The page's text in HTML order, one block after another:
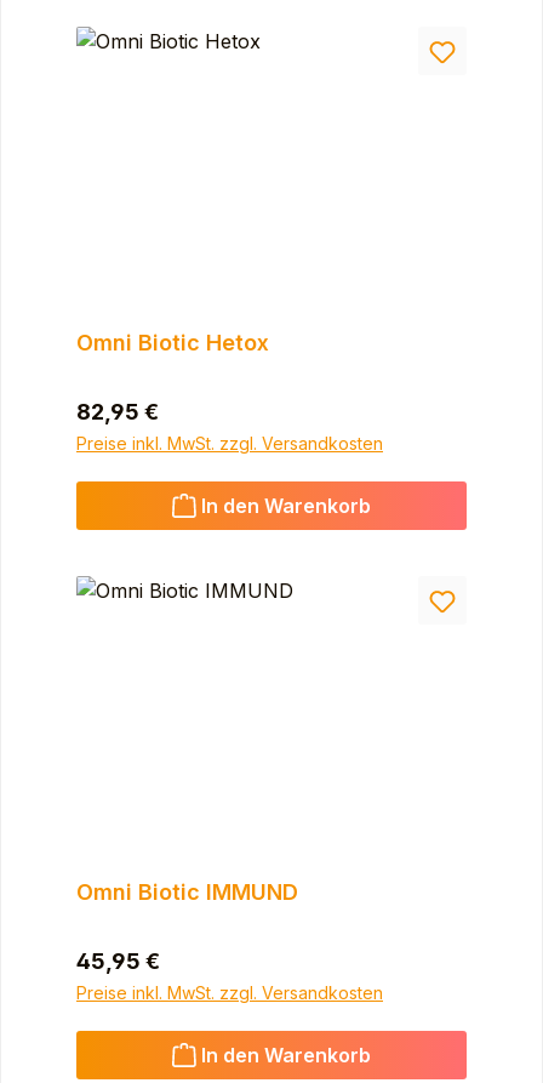
Omni Biotic Hetox
Regulärer Preis:
82,95 €
Preise inkl. MwSt. zzgl. Versandkosten
In den Warenkorb
Omni Biotic IMMUND
Regulärer Preis:
45,95 €
Preise inkl. MwSt. zzgl. Versandkosten
In den Warenkorb